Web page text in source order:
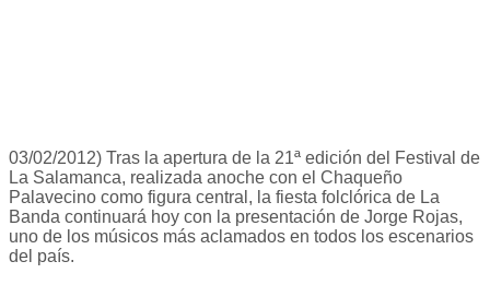
03/02/2012) Tras la apertura de la 21ª edición del Festival de
La Salamanca, realizada anoche con el Chaqueño
Palavecino como figura central, la fiesta folclórica de La
Banda continuará hoy con la presentación de Jorge Rojas,
uno de los músicos más aclamados en todos los escenarios
del país.